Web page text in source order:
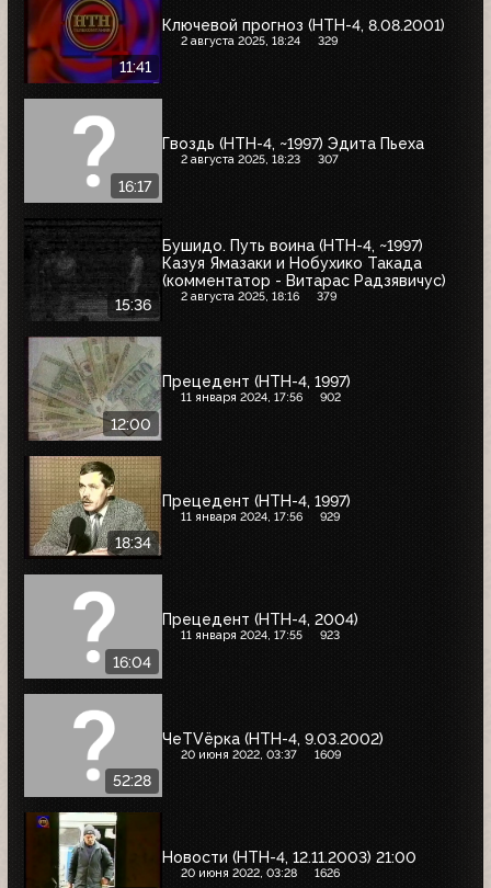
11:41
Ключевой прогноз (НТН-4, 8.08.2001)
2 августа 2025, 18:24 329
16:17
Гвоздь (НТН-4, ~1997) Эдита Пьеха
2 августа 2025, 18:23 307
15:36
Бушидо. Путь воина (НТН-4, ~1997)
Казуя Ямазаки и Нобухико Такада
(комментатор - Витарас Радзявичус)
2 августа 2025, 18:16 379
12:00
Прецедент (НТН-4, 1997)
11 января 2024, 17:56 902
18:34
Прецедент (НТН-4, 1997)
11 января 2024, 17:56 929
16:04
Прецедент (НТН-4, 2004)
11 января 2024, 17:55 923
52:28
ЧеTVёрка (НТН-4, 9.03.2002)
20 июня 2022, 03:37 1609
Новости (НТН-4, 12.11.2003) 21:00
20 июня 2022, 03:28 1626